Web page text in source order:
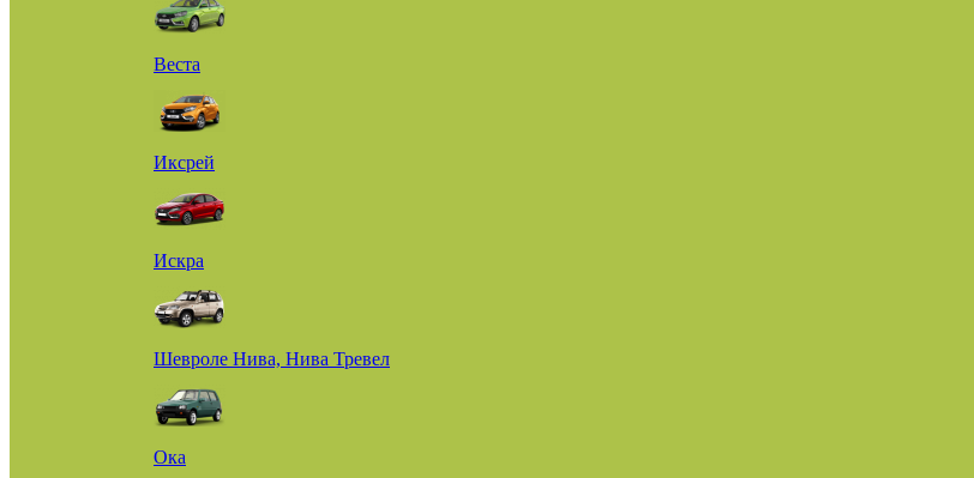
Веста
Иксрей
Искра
Шевроле Нива, Нива Тревел
Ока